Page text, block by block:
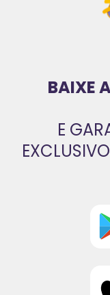
BAIXE
E